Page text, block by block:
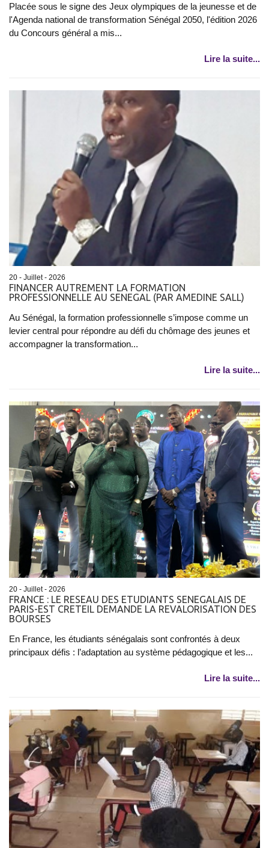
Placée sous le signe des Jeux olympiques de la jeunesse et de
l'Agenda national de transformation Sénégal 2050, l'édition 2026
du Concours général a mis...
Lire la suite...
20 - Juillet - 2026
FINANCER AUTREMENT LA FORMATION
PROFESSIONNELLE AU SENEGAL (PAR AMEDINE SALL)
Au Sénégal, la formation professionnelle s’impose comme un
levier central pour répondre au défi du chômage des jeunes et
accompagner la transformation...
Lire la suite...
20 - Juillet - 2026
FRANCE : LE RESEAU DES ETUDIANTS SENEGALAIS DE
PARIS-EST CRETEIL DEMANDE LA REVALORISATION DES
BOURSES
En France, les étudiants sénégalais sont confrontés à deux
principaux défis : l’adaptation au système pédagogique et les...
Lire la suite...